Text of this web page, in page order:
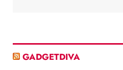
GADGETDIVA